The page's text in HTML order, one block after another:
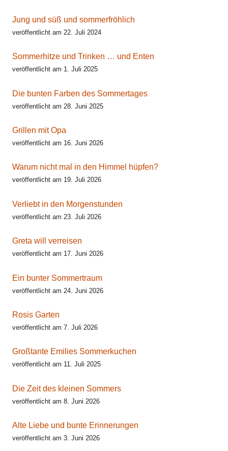
Jung und süß und sommerfröhlich
veröffentlicht am 22. Juli 2024
Sommerhitze und Trinken … und Enten
veröffentlicht am 1. Juli 2025
Die bunten Farben des Sommertages
veröffentlicht am 28. Juni 2025
Grillen mit Opa
veröffentlicht am 16. Juni 2026
Warum nicht mal in den Himmel hüpfen?
veröffentlicht am 19. Juli 2026
Verliebt in den Morgenstunden
veröffentlicht am 23. Juli 2026
Greta will verreisen
veröffentlicht am 17. Juni 2026
Ein bunter Sommertraum
veröffentlicht am 24. Juni 2026
Rosis Garten
veröffentlicht am 7. Juli 2026
Großtante Emilies Sommerkuchen
veröffentlicht am 11. Juli 2025
Die Zeit des kleinen Sommers
veröffentlicht am 8. Juni 2026
Alte Liebe und bunte Erinnerungen
veröffentlicht am 3. Juni 2026